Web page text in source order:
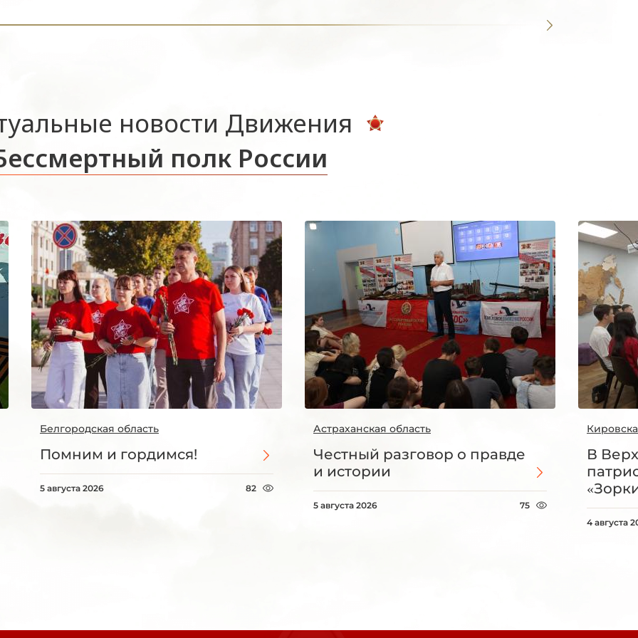
новости Движения
полк России
Белгородская область
Помним и гордимся!
5 августа 2026 82
Астраханская область
Честный разговор о правде
и истории
5 августа 2026 75
В
4 августа